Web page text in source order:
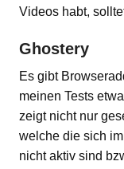
Videos habt,
Ghostery
Es gibt
meinen Tests
zeigt nicht nur
welche die sich
nicht aktiv sind